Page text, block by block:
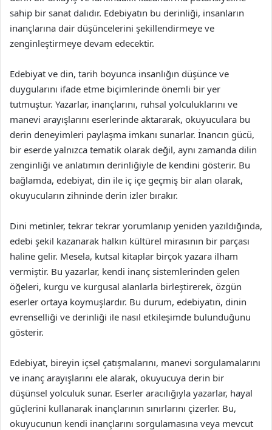
sahip bir sanat dalıdır. Edebiyatın bu derinliği, insanların
inançlarına dair düşüncelerini şekillendirmeye ve
zenginleştirmeye devam edecektir.
Edebiyat ve din, tarih boyunca insanlığın düşünce ve
duygularını ifade etme biçimlerinde önemli bir yer
tutmuştur. Yazarlar, inançlarını, ruhsal yolculuklarını ve
manevi arayışlarını eserlerinde aktararak, okuyuculara bu
derin deneyimleri paylaşma imkanı sunarlar. İnancın gücü,
bir eserde yalnızca tematik olarak değil, aynı zamanda dilin
zenginliği ve anlatımın derinliğiyle de kendini gösterir. Bu
bağlamda, edebiyat, din ile iç içe geçmiş bir alan olarak,
okuyucuların zihninde derin izler bırakır.
Dini metinler, tekrar tekrar yorumlanıp yeniden yazıldığında,
edebi şekil kazanarak halkın kültürel mirasının bir parçası
haline gelir. Mesela, kutsal kitaplar birçok yazara ilham
vermiştir. Bu yazarlar, kendi inanç sistemlerinden gelen
öğeleri, kurgu ve kurgusal alanlarla birleştirerek, özgün
eserler ortaya koymuşlardır. Bu durum, edebiyatın, dinin
evrenselliği ve derinliği ile nasıl etkileşimde bulunduğunu
gösterir.
Edebiyat, bireyin içsel çatışmalarını, manevi sorgulamalarını
ve inanç arayışlarını ele alarak, okuyucuya derin bir
düşünsel yolculuk sunar. Eserler aracılığıyla yazarlar, hayal
güçlerini kullanarak inançlarının sınırlarını çizerler. Bu,
okuyucunun kendi inançlarını sorgulamasına veya mevcut